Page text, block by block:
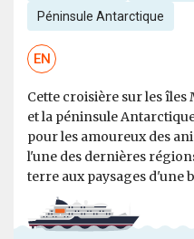
Péninsule Antarctique
EN
Cette croisière sur les îles
et la péninsule
pour les amoureux des
l'une des dernières
terre aux paysages d'une